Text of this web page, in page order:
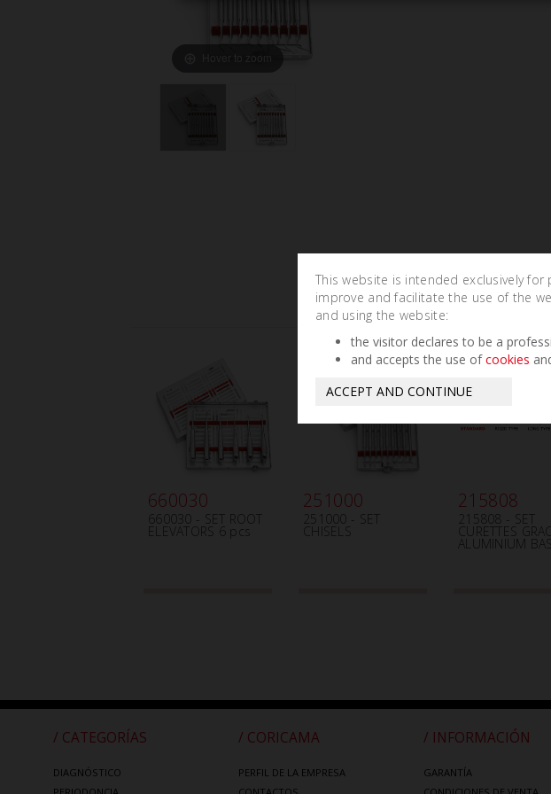
Hover to zoom
660030
660030 - SET ROOT
ELEVATORS 6 pcs
251000
251000 - SET
CHISELS
215808
215808 - SET
CURETTES
ALUMINIUM
/ CATEGORÍAS
DIAGNÓSTICO
/ CORICAMA
PERFIL DE LA EMPRESA
/ INFORMACIÓN
GARANTÍA
This website is intended exclusively
improve and facilitate the use of the
and using the website:
the visitor declares to be a
and accepts the use ofcookies
ACCEPT AND CONTINUE